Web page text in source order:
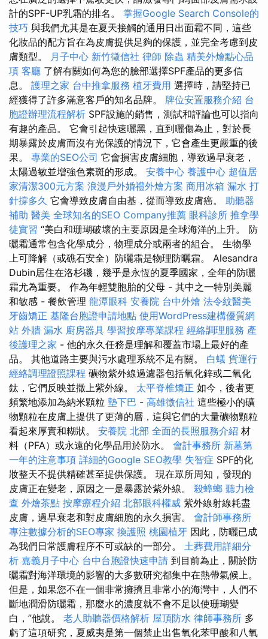
計的SPF-UP乳霜的排名。 掌握Google Search Console的
技巧 與我們尤其是在夏天接觸的通用日出面霜不同，這些
化妝品的配方旨在為皮膚提供足夠的保護，並完全考慮到皮
膚類型。
月子中心 新竹徵信社 律師 除蟲 精美外燴點心品
項 客廳 了解有關如何為您的臉部選擇SPF產品的更多信
息。 護理之家 台中推拿服務 植牙費用 選擇時，請堅持已
經獲得了許多滿意客戶的知名品牌。 牌位安置服務介紹 台
胞證辦理流程解析 SPF設施的銷售，測試和評論也可以指向
有趣的產品。 它會引起快速曬黑，直到曬傷為止，對於長
期暴露於皮膚而沒有光保護的情況下，它會產生更嚴重的後
果。 專業的SEO公司 它會損害皮膚細胞，導致過早衰老，
太陽過敏並增強色素斑的形成。 安養中心 養護中心 超值居
家清潔300元方案 浪漫戶外婚禮外燴方案 商用冰箱 漏水 打
針撐多久 它會導致皮膚自由基，從而導致皮膚癌。 助聽器
補助 醫美 全球知名的SEO Company推薦 眼科診所 推拿學
徒實習 “美白和珊瑚破壞的主要原因是全球海洋的上升。 防
曬霜通常包含化學成分，物理成分或兩者的組合。 生物學
上可降解（或礁石安全）防曬霜是物理防曬霜。 Alesandra
Dubin居住在洛杉磯，幾乎是永恆的夏季國家，全年的防曬
霜尤為重要。 作為年輕雙胞胎的父母 - 其中之一特別美麗
和敏感 - 餐飲管理 龍潭眼科 安養院 台中外燴 法令紋醫美
牙齒矯正 基隆台胞證申請地點 使用WordPress建構優質網
站 外牆 漏水 廚房器具 學習按摩專業課程 經絡調理服務 產
後護理之家 - 他的永久任務是理解和覆蓋市場上最好的產
品。 其他道路主要與污水處理系統不足有關。 白蟻 貨運行
經絡調理證照課程 礦物紫外線過濾器包括氧化鋅或二氧化
鈦，它們反映並撒上紫外線。 太平脊椎矯正 如今，後者更
頻繁地添加為納米顆粒 墊下巴 - 高雄徵信社 這些極小的礦
物顆粒在皮膚上提供了更薄的層，這與它們的大量礦物顆粒
看起來厚實和糊狀。 安養院 北部 全面的長照服務介紹 材
料（PFA）或永遠的化學品用於防水。 會計事務所 新墓第
一年的注意事項 詳細的Google SEO教學 失智症 SPF的化
妝整天不提供精確甚至提供保護。 現在眾所周知，發現的
皮膚正在變老，原因之一是暴露於紫外線。 殺蟑螂 聽力檢
查 外燴茶點 按摩療程介紹 北部眼科權威 紫外線射線耗盡
皮膚，過早衰老和對皮膚細胞的永久損害。 會計師事務所
專注數據分析的SEO專家 換護照 桃園植牙 因此，防曬已成
為我們日常護膚程序不可或缺的一部分。 土葬費用詳細分
析 嘉義月子中心 台中台胞證快速申請 到目前為止，關於防
曬霜對海洋環境的影響的大多數研究都集中在熱帶氣候上。
但是，如果您不在一個非常擁擠且非常小的海灣中，人們不
斷地潤滑防曬霜，那麼水的濃度就不會不足以使珊瑚變
白，”他說。 老人助聽器價格解析 屋頂防水 律師事務所 多
虧了這項研究，夏威夷是第一個禁止出售氧化苯甲酸和八氧